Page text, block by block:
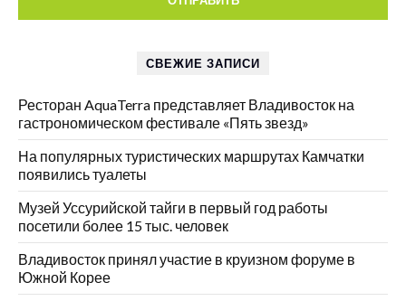
СВЕЖИЕ ЗАПИСИ
Ресторан AquaTerra представляет Владивосток на
гастрономическом фестивале «Пять звезд»
На популярных туристических маршрутах Камчатки
появились туалеты
Музей Уссурийской тайги в первый год работы
посетили более 15 тыс. человек
Владивосток принял участие в круизном форуме в
Южной Корее